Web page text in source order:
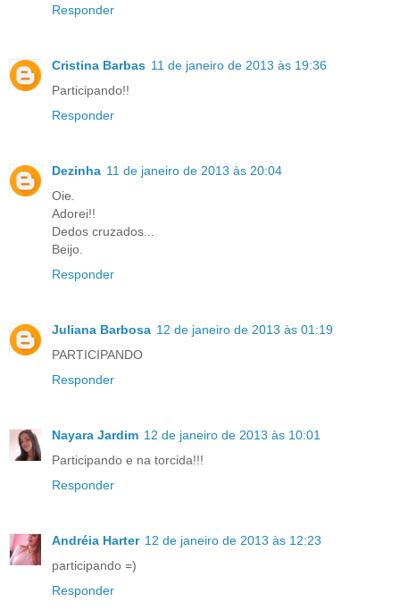
Responder
Cristina Barbas 11 de janeiro de 2013 às 19:36
Participando!!
Responder
Dezinha 11 de janeiro de 2013 às 20:04
Oie.
Adorei!!
Dedos cruzados...
Beijo.
Responder
Juliana Barbosa 12 de janeiro de 2013 às 01:19
PARTICIPANDO
Responder
Nayara Jardim 12 de janeiro de 2013 às 10:01
Participando e na torcida!!!
Responder
Andréia Harter 12 de janeiro de 2013 às 12:23
participando =)
Responder